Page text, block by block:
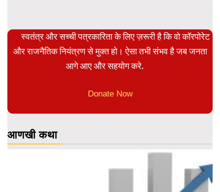
स्वतंत्र और सच्ची पत्रकारिता के लिए ज़रूरी है कि वो कॉरपोरेट
और राजनैतिक नियंत्रण से मुक्त हो। ऐसा तभी संभव है जब जनता
आगे आए और सहयोग करे.
Donate Now
आणखी कथा